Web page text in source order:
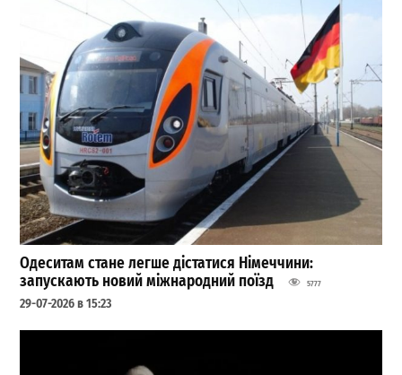
Одеситам стане легше дістатися Німеччини:
запускають новий міжнародний поїзд
5777
29-07-2026 в 15:23